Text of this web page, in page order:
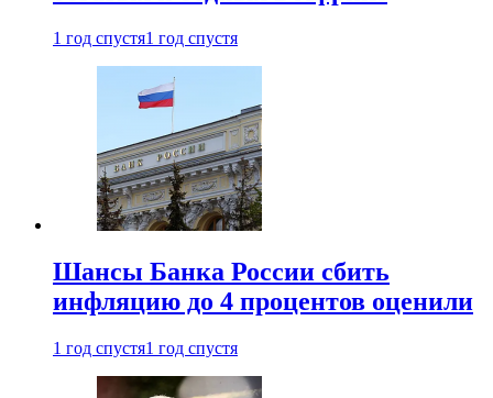
1 год спустя1 год спустя
Шансы Банка России сбить
инфляцию до 4 процентов оценили
1 год спустя1 год спустя